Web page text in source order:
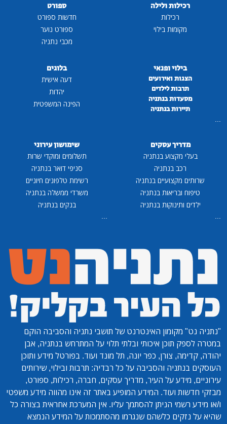
רכילות ולילה
רכילות
מקומות בילוי
ספורט
חדשות ספורט
ספורט נוער
מכבי נתניה
בילוי ופנאי
הצגות ואירועים
תרבות לילדים
מסעדות בנתניה
תיירות בנתניה
...
בלוגים
דעה אישית
יהדות
הפינה המשפטית
מדריך עסקים
בעלי מקצוע בנתניה
רכב בנתניה
שרותים מקצועיים בנתניה
טיפוח ובריאות בנתניה
ילדים ותינוקות בנתניה
...
שימושון עירוני
תשלומים ומוקדי שרות
סניפי דואר בנתניה
רשימת טלפונים חיוניים
משרדי ממשלה בנתניה
בנקים בנתניה
...
"נתניה נט" מקומון האינטרנט של תושבי נתניה והסביבה הוקם
במטרה לספק תוכן איכותי ובלתי תלוי על המתרחש בנתניה, אבן
יהודה, קדימה, צורן, כפר יונה, תל מונד ועוד. בפורטל מידע ותוכן
העוסקים בנתניה והסביבה על כל רבדיה: תרבות ובילוי, שירותים
עירוניים, מידע על העיר, מדריך עסקים, חברה, רכילות, ספורט,
מבזקי חדשות ועוד. המידע המופיע באתר זה אינו מהווה מידע משפטי
ו/או מידע רשמי הניתן להסתמך עליו. אין המערכת אחראית בצורה כל
שהיא על נזקים כלשהם שנגרמו מהסתמכות על המידע הנמצא